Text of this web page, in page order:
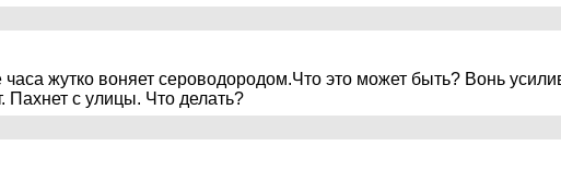
жутко воняет сероводородом.Что это может быть? Вонь
Пахнет с улицы. Что делать?